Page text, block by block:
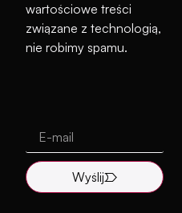
wartościowe treści
związane z technologią,
nie robimy spamu.
Wyślij